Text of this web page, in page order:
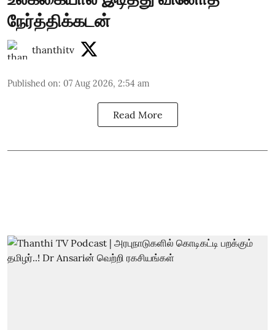
நேர்த்திக்கடன்
thanthitv
Published on: 07 Aug 2026, 2:54 am
Read More